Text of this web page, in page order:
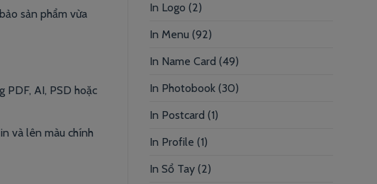
sản phẩm vừa
PDF, AI, PSD hoặc
và lên màu chính
In Logo (2)
In Menu (92)
In Name Card (49)
In Photobook (30)
In Postcard (1)
In Profile (1)
In Sổ Tay (2)